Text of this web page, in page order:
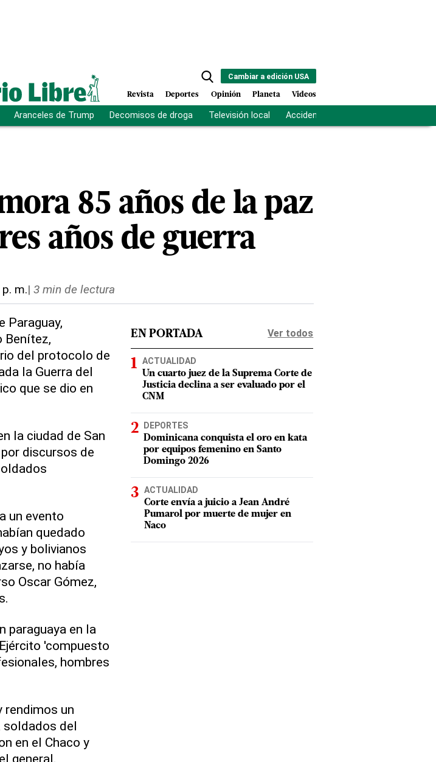
Cambiar a edición USA
Revista Deportes Opinión Planeta Videos
Aranceles de Trump Decomisos de droga Televisión local Accidente Los Ríos
85 años de la paz
años de guerra
m.| 3 min de lectura
Paraguay,
Benítez,
del protocolo de
la Guerra del
que se dio en
la ciudad de San
discursos de
un evento
quedado
y bolivianos
no había
Oscar Gómez,
paraguaya en la
'compuesto
hombres
rendimos un
soldados del
en el Chaco y
general.
EN PORTADA Ver todos
ACTUALIDAD
Un cuarto juez de la Suprema Corte de
Justicia declina a ser evaluado por el
CNM
DEPORTES
Dominicana conquista el oro en kata
por equipos femenino en Santo
Domingo 2026
ACTUALIDAD
Corte envía a juicio a Jean André
Pumarol por muerte de mujer en
Naco